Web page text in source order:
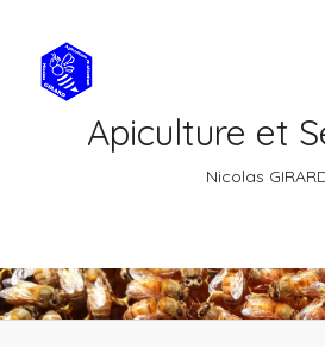
Apiculture et
Nicolas